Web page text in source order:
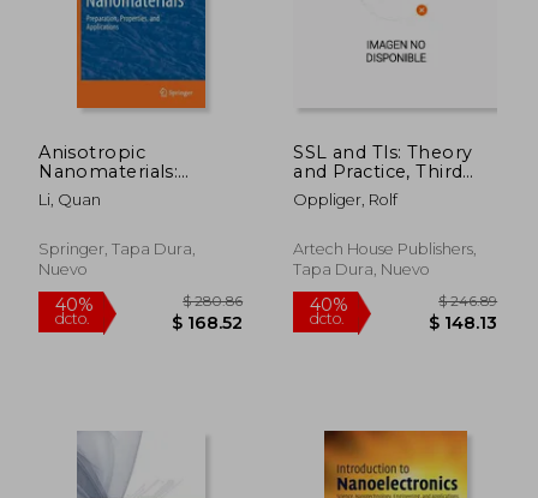
40%
dcto. $ 159.52
45%
Anisotropic
Nanomaterials:
Preparation,
Properties, and
Inglés)
Li, Quan
Springer, Tapa Dura,
Nuevo
SSL and Tls: Theory
and Practice, Third
Edition (en Inglés)
Oppliger, Rolf
Artech House Publishers,
Tapa Dura, Nuevo